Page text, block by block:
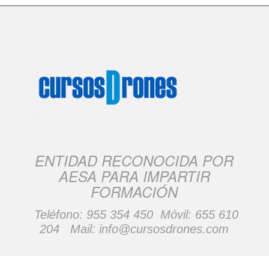
ENTIDAD RECONOCIDA POR
AESA PARA IMPARTIR
FORMACIÓN
Teléfono: 955 354 450Móvil: 655 610
204
Mail: info@cursosdrones.com